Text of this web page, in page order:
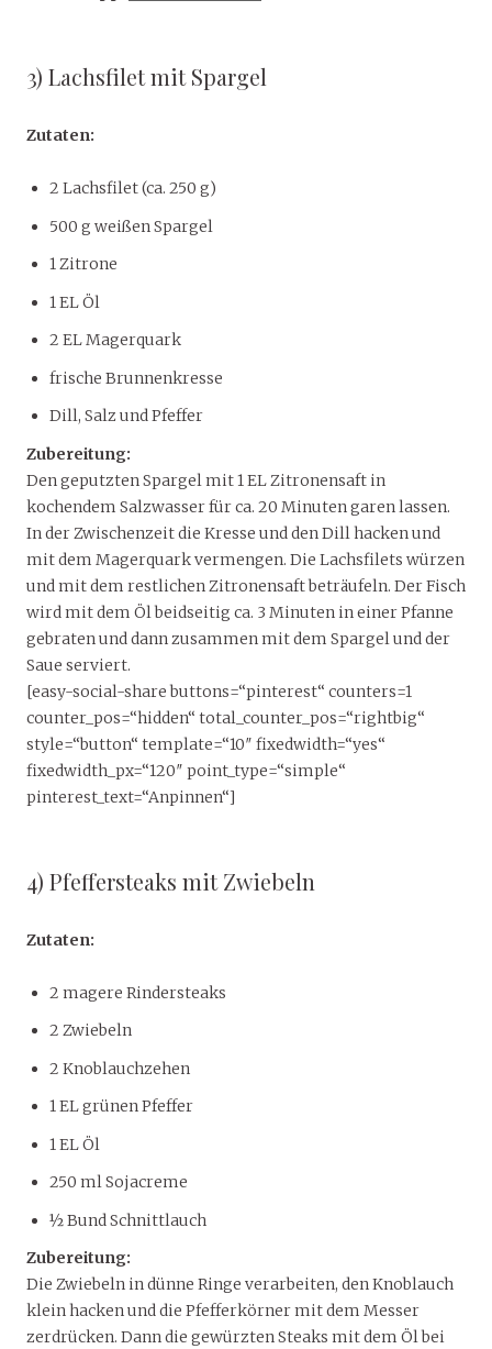
3) Lachsfilet mit Spargel
Zutaten:
2 Lachsfilet (ca. 250 g)
500 g weißen Spargel
1 Zitrone
1 EL Öl
2 EL Magerquark
frische Brunnenkresse
Dill, Salz und Pfeffer
Zubereitung:
Den geputzten Spargel mit 1 EL Zitronensaft in
kochendem Salzwasser für ca. 20 Minuten garen lassen.
In der Zwischenzeit die Kresse und den Dill hacken und
mit dem Magerquark vermengen. Die Lachsfilets würzen
und mit dem restlichen Zitronensaft beträufeln. Der Fisch
wird mit dem Öl beidseitig ca. 3 Minuten in einer Pfanne
gebraten und dann zusammen mit dem Spargel und der
Saue serviert.
[easy-social-share buttons=“pinterest“ counters=1
counter_pos=“hidden“ total_counter_pos=“rightbig“
style=“button“ template=“10″ fixedwidth=“yes“
fixedwidth_px=“120″ point_type=“simple“
pinterest_text=“Anpinnen“]
4) Pfeffersteaks mit Zwiebeln
Zutaten:
2 magere Rindersteaks
2 Zwiebeln
2 Knoblauchzehen
1 EL grünen Pfeffer
1 EL Öl
250 ml Sojacreme
½ Bund Schnittlauch
Zubereitung:
Die Zwiebeln in dünne Ringe verarbeiten, den Knoblauch
klein hacken und die Pfefferkörner mit dem Messer
zerdrücken. Dann die gewürzten Steaks mit dem Öl bei